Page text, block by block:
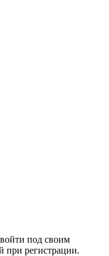
под своим
при регистрации.